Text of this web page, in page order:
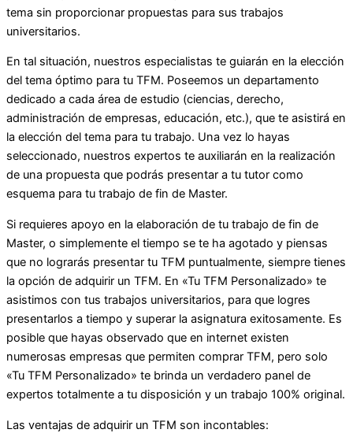
tema sin proporcionar propuestas para sus trabajos
universitarios.
En tal situación, nuestros especialistas te guiarán en la elección
del tema óptimo para tu TFM. Poseemos un departamento
dedicado a cada área de estudio (ciencias, derecho,
administración de empresas, educación, etc.), que te asistirá en
la elección del tema para tu trabajo. Una vez lo hayas
seleccionado, nuestros expertos te auxiliarán en la realización
de una propuesta que podrás presentar a tu tutor como
esquema para tu trabajo de fin de Master.
Si requieres apoyo en la elaboración de tu trabajo de fin de
Master, o simplemente el tiempo se te ha agotado y piensas
que no lograrás presentar tu TFM puntualmente, siempre tienes
la opción de adquirir un TFM. En «Tu TFM Personalizado» te
asistimos con tus trabajos universitarios, para que logres
presentarlos a tiempo y superar la asignatura exitosamente. Es
posible que hayas observado que en internet existen
numerosas empresas que permiten comprar TFM, pero solo
«Tu TFM Personalizado» te brinda un verdadero panel de
expertos totalmente a tu disposición y un trabajo 100% original.
Las ventajas de adquirir un TFM son incontables: